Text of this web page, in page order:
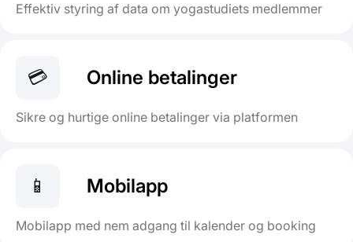
Effektiv styring af data om yogastudiets medlemmer
💳 Online betalinger
Sikre og hurtige online betalinger via platformen
📱 Mobilapp
Mobilapp med nem adgang til kalender og booking